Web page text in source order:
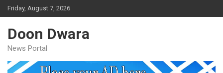
Skip
to
Friday, August 7, 2026
Doon Dwara
News Portal